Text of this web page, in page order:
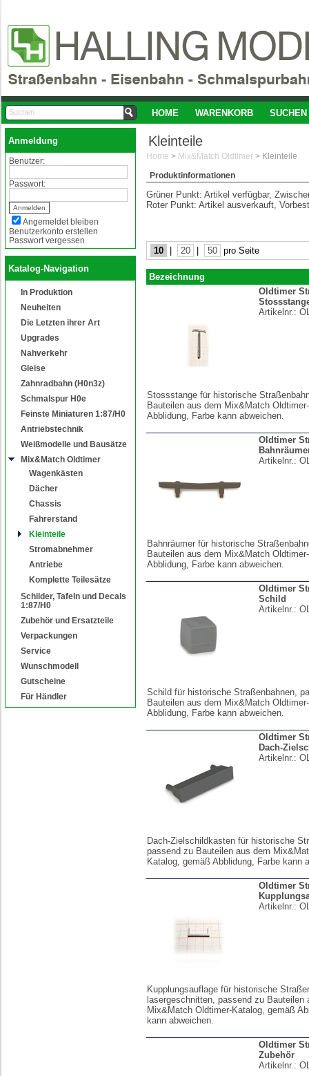
HOME WARENKORB SUCHEN
Anmeldung
Benutzer:
Passwort:
Angemeldet bleiben
Benutzerkonto erstellen
Passwort vergessen
Katalog-Navigation
In Produktion
Neuheiten
Die Letzten ihrer Art
Upgrades
Nahverkehr
Gleise
Zahnradbahn (H0n3z)
Schmalspur H0e
Feinste Miniaturen 1:87/H0
Antriebstechnik
Weißmodelle und Bausätze
Mix&Match Oldtimer
Wagenkästen
Dächer
Chassis
Fahrerstand
Kleinteile
Stromabnehmer
Antriebe
Komplette Teilesätze
Schilder, Tafeln und Decals
1:87/H0
Zubehör und Ersatzteile
Verpackungen
Service
Wunschmodell
Gutscheine
Für Händler
Kleinteile
Home > Mix&Match Oldtimer > Kleinteile
Produktinformationen
Grüner Punkt: Artikel verfügbar,
Roter Punkt: Artikel ausverkauft,
10 20 50 pro Seite
Bezeichnung
Oldtimer
Artikelnr.:
Stossstange für historische
Bauteilen aus dem Mix&Match
Abblidung, Farbe kann abweichen.
Oldtimer
Artikelnr.:
Bahnräumer für historische
Bauteilen aus dem Mix&Match
Abblidung, Farbe kann abweichen.
Oldtimer
Schild
Artikelnr.:
Schild für historische Straßenbahnen,
Bauteilen aus dem Mix&Match
Abblidung, Farbe kann abweichen.
Oldtimer
Dach-
Artikelnr.:
Dach-Zielschildkasten für historische
passend zu Bauteilen aus dem
Katalog, gemäß Abblidung, Farbe kann
Oldtimer
Artikelnr.:
Kupplungsauflage für historische
lasergeschnitten, passend zu Bauteilen
Mix&Match Oldtimer-Katalog, gemäß
kann abweichen.
Oldtimer
Zubehör
Artikelnr.: